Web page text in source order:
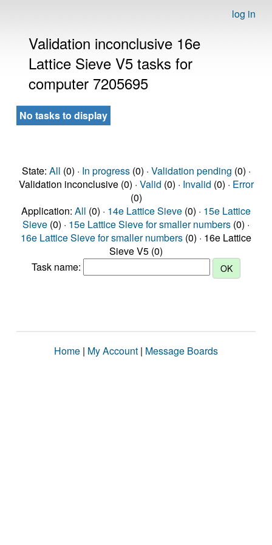
log in
Validation inconclusive 16e
Lattice Sieve V5 tasks for
computer 7205695
No tasks to display
State: All (0) · In progress(0) · Validation pending (0) ·
Validation inconclusive (0) · Valid (0) · Invalid (0) · Error
(0)
Application: All (0) · 14e Lattice Sieve (0) · 15e Lattice
Sieve (0) · 15e Lattice Sieve for smaller numbers (0) ·
16e Lattice Sieve for smaller numbers (0) · 16e Lattice
Sieve V5 (0)
Task name:
Home | My Account | Message Boards